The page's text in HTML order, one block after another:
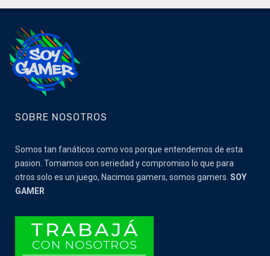
SOBRE NOSOTROS
Somos tan fanáticos como vos porque entendemos de esta
pasion. Tomamos con seriedad y compromiso lo que para
otros solo es un juego, Nacimos gamers, somos gamers. SOY
GAMER